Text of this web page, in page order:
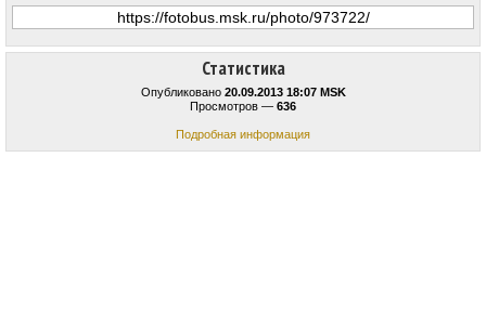
Статистика
Опубликовано 20.09.2013 18:07 MSK
Просмотров — 636
Подробная информация